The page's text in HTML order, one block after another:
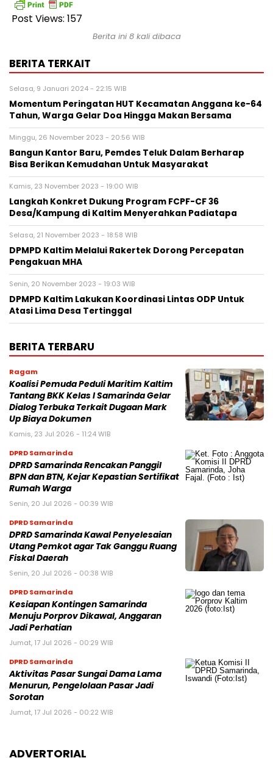
Post Views: 157
Berita ini 8 kali dibaca
BERITA TERKAIT
Selasa, 9 Januari 2024 - 22:15 WIB
Momentum Peringatan HUT Kecamatan Anggana ke-64
Tahun, Warga Gelar Doa Hingga Makan Bersama
Minggu, 26 November 2023 - 20:56 WIB
Bangun Kantor Baru, Pemdes Teluk Dalam Berharap
Bisa Berikan Kemudahan Untuk Masyarakat
Kamis, 23 November 2023 - 19:00 WIB
Langkah Konkret Dukung Program FCPF-CF 36
Desa/Kampung di Kaltim Menyerahkan Padiatapa
Selasa, 21 November 2023 - 18:58 WIB
DPMPD Kaltim Melalui Rakertek Dorong Percepatan
Pengakuan MHA
Senin, 20 November 2023 - 19:03 WIB
DPMPD Kaltim Lakukan Koordinasi Lintas ODP Untuk
Atasi Lima Desa Tertinggal
BERITA TERBARU
Ragam
Koalisi Pemuda Peduli Maritim Kaltim
Tantang BKK Kelas I Samarinda Gelar
Dialog Terbuka Terkait Dugaan Mark
Up Biaya Dokumen
Kamis, 23 Jul 2026 - 11:24 WIB
DPRD Samarinda
DPRD Samarinda Rencakan Panggil
BPN dan BTN, Kejar Kepastian Sertifikat
Rumah Warga
Senin, 20 Jul 2026 - 00:39 WIB
DPRD Samarinda
DPRD Samarinda Kawal Penyelesaian
Utang Pemkot agar Tak Ganggu Ruang
Fiskal Daerah
Senin, 20 Jul 2026 - 00:38 WIB
DPRD Samarinda
Kesiapan Kontingen Samarinda
Menuju Porprov Dikawal, Anggaran
Jadi Perhatian
Jumat, 17 Jul 2026 - 00:29 WIB
DPRD Samarinda
Aktivitas Pasar Sungai Dama Lama
Menurun, Pengelolaan Pasar Jadi
Sorotan
Jumat, 17 Jul 2026 - 00:22 WIB
ADVERTORIAL